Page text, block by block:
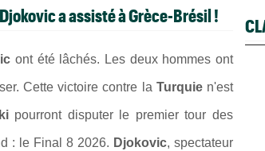
a assisté à Grèce-Brésil !
ont été lâchés. Les deux hommes ont
Cette victoire contre la Turquie n'est
pourront disputer le premier tour des
: le Final 8 2026. Djokovic, spectateur